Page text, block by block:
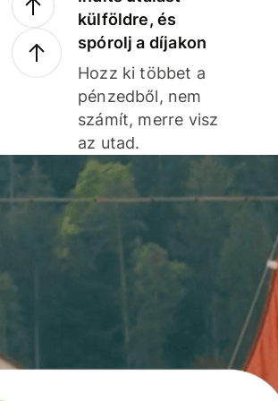
külföldre, és
spórolj a díjakon
Hozz ki többet a
pénzedből, nem
számít, merre visz
az utad.